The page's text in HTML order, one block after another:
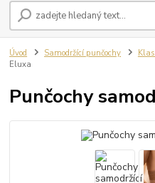
Úvod Samodržící punčochy
Eluxa
Punčochy